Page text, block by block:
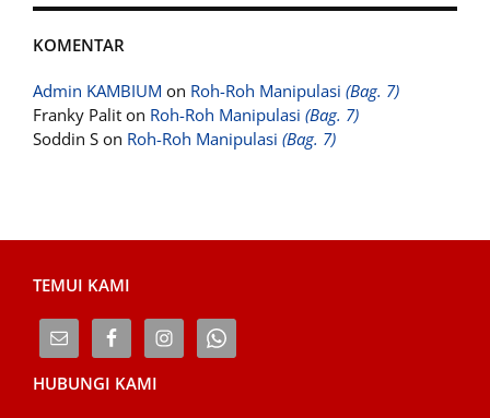
KOMENTAR
Admin KAMBIUM on Roh-Roh Manipulasi (Bag. 7)
Franky Palit on Roh-Roh Manipulasi (Bag. 7)
Soddin S on Roh-Roh Manipulasi (Bag. 7)
TEMUI KAMI
HUBUNGI KAMI